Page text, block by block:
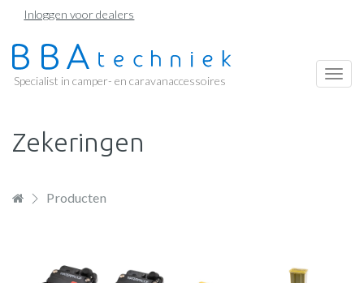
Overslaan
naar
de
Inloggen voor dealers
Specialist in camper- en caravanaccessoires
Zekeringen
Producten